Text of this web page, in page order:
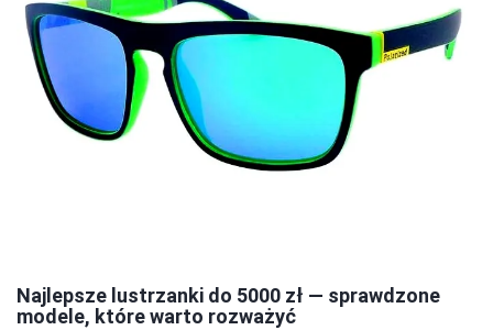
Najlepsze lustrzanki do 5000 zł — sprawdzone
modele, które warto rozważyć